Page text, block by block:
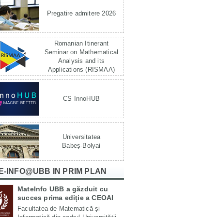
Pregatire admitere 2026
Romanian Itinerant
Seminar on Mathematical
Analysis and its
Applications (RISMAA)
CS InnoHUB
Universitatea
Babeș-Bolyai
INFO@UBB IN PRIM PLAN
MateInfo UBB a găzduit cu
succes prima ediție a CEOAI
Facultatea de Matematică și